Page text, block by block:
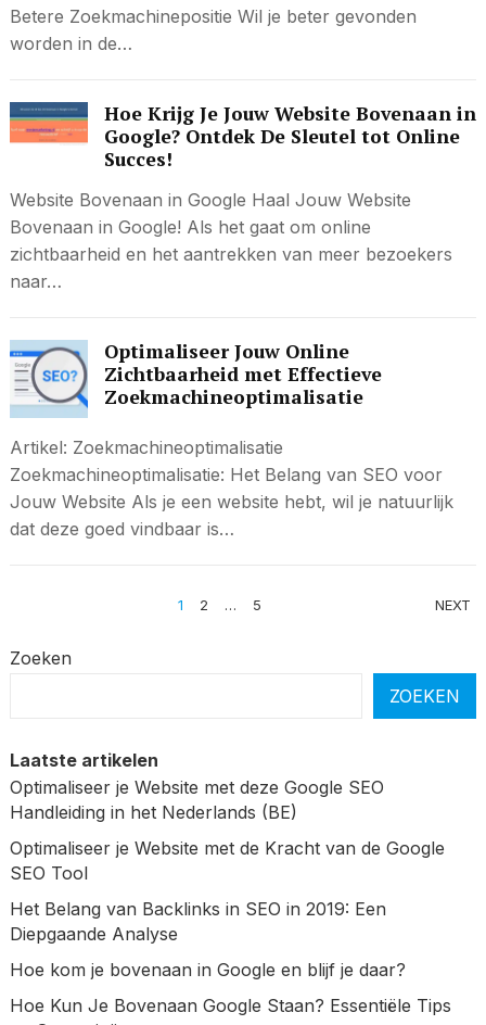
Betere Zoekmachinepositie Wil je beter gevonden
worden in de…
Hoe Krijg Je Jouw Website Bovenaan in
Google? Ontdek De Sleutel tot Online
Succes!
Website Bovenaan in Google Haal Jouw Website
Bovenaan in Google! Als het gaat om online
zichtbaarheid en het aantrekken van meer bezoekers
naar…
Optimaliseer Jouw Online
Zichtbaarheid met Effectieve
Zoekmachineoptimalisatie
Artikel: Zoekmachineoptimalisatie
Zoekmachineoptimalisatie: Het Belang van SEO voor
Jouw Website Als je een website hebt, wil je natuurlijk
dat deze goed vindbaar is…
1 2 … 5 NEXT
Zoeken
ZOEKEN
Laatste artikelen
Optimaliseer je Website met deze Google SEO
Handleiding in het Nederlands (BE)
Optimaliseer je Website met de Kracht van de Google
SEO Tool
Het Belang van Backlinks in SEO in 2019: Een
Diepgaande Analyse
Hoe kom je bovenaan in Google en blijf je daar?
Hoe Kun Je Bovenaan Google Staan? Essentiële Tips